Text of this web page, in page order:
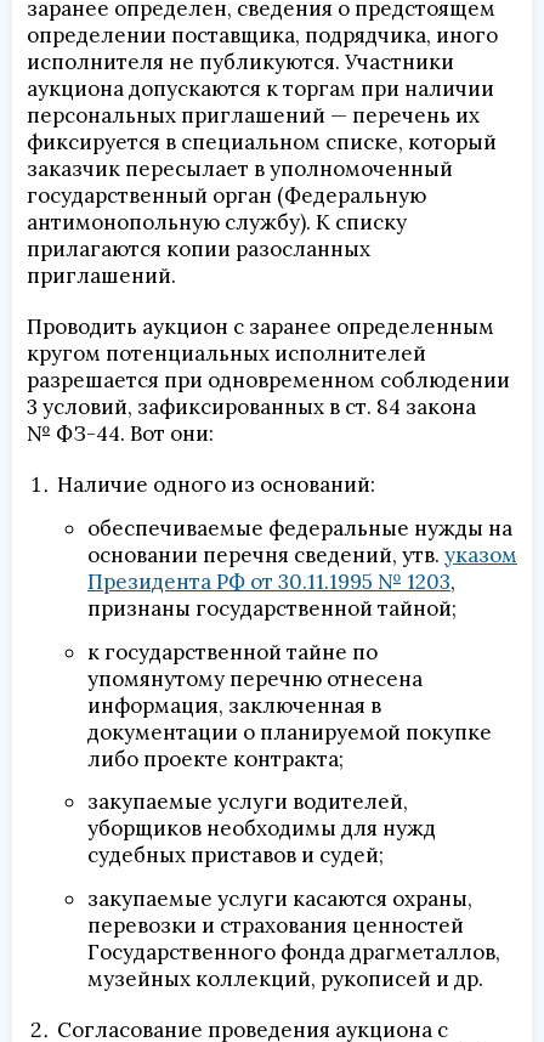
заранее определен, сведения о предстоящем
определении поставщика, подрядчика, иного
исполнителя не публикуются. Участники
аукциона допускаются к торгам при наличии
персональных приглашений — перечень их
фиксируется в специальном списке, который
заказчик пересылает в уполномоченный
государственный орган (Федеральную
антимонопольную службу). К списку
прилагаются копии разосланных
приглашений.
Проводить аукцион с заранее определенным
кругом потенциальных исполнителей
разрешается при одновременном соблюдении
3 условий, зафиксированных в ст. 84 закона
№ ФЗ-44. Вот они:
Наличие одного из оснований:
обеспечиваемые федеральные нужды на
основании перечня сведений, утв. указом
Президента РФ от 30.11.1995 № 1203,
признаны государственной тайной;
к государственной тайне по
упомянутому перечню отнесена
информация, заключенная в
документации о планируемой покупке
либо проекте контракта;
закупаемые услуги водителей,
уборщиков необходимы для нужд
судебных приставов и судей;
закупаемые услуги касаются охраны,
перевозки и страхования ценностей
Государственного фонда драгметаллов,
музейных коллекций, рукописей и др.
Согласование проведения аукциона с